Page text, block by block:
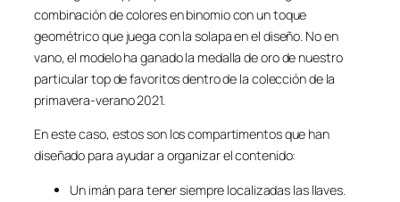
combinación de colores en binomio con un toque
geométrico que juega con la solapa en el diseño. No en
vano, el modelo ha ganado la medalla de oro de nuestro
particular top de favoritos dentro de la colección de la
primavera-verano 2021.
En este caso, estos son los compartimentos que han
diseñado para ayudar a organizar el contenido:
Un imán para tener siempre localizadas las llaves.